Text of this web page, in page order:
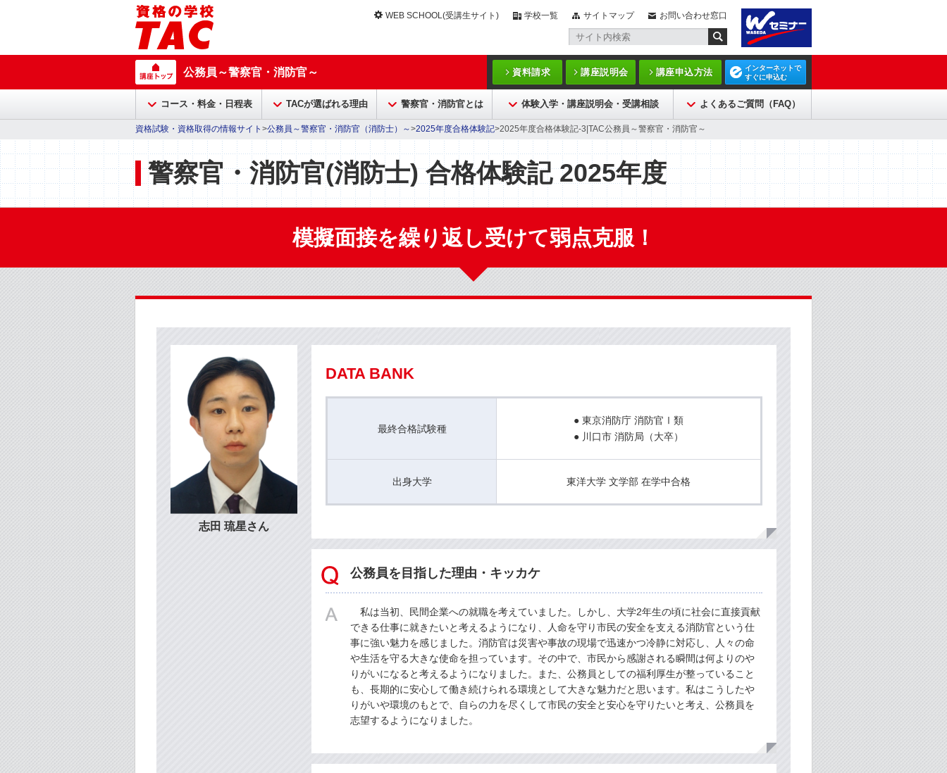
WEB SCHOOL(受講生サイト) 学校一覧 サイトマップ お問い合わせ窓口
公務員～警察官・消防官～ 資料請求 講座説明会 講座申込方法
インターネットで
すぐに申込む
コース・料金・日程表 TACが選ばれる理由 警察官・消防官とは 体験入学・講座説明会・受講相談 よくあるご質問（FAQ）
資格試験・資格取得の情報サイト >公務員～警察官・消防官（消防士）～>2025年度合格体験記>2025年度合格体験記-3|TAC公務員～警察官・消防官～
警察官・消防官(消防士) 合格体験記 2025年度
模擬面接を繰り返し受けて弱点克服！
志田 琉星さん
DATA BANK
最終合格試験種
● 東京消防庁 消防官Ⅰ類
● 川口市 消防局（大卒）
出身大学 東洋大学 文学部 在学中合格
公務員を目指した理由・キッカケ
私は当初、民間企業への就職を考えていました。しかし、大学2年生の頃に社会に直接貢献
できる仕事に就きたいと考えるようになり、人命を守り市民の安全を支える消防官という仕
事に強い魅力を感じました。消防官は災害や事故の現場で迅速かつ冷静に対応し、人々の命
や生活を守る大きな使命を担っています。その中で、市民から感謝される瞬間は何よりのや
りがいになると考えるようになりました。また、公務員としての福利厚生が整っていること
も、長期的に安心して働き続けられる環境として大きな魅力だと思います。私はこうしたや
りがいや環境のもとで、自らの力を尽くして市民の安全と安心を守りたいと考え、公務員を
志望するようになりました。